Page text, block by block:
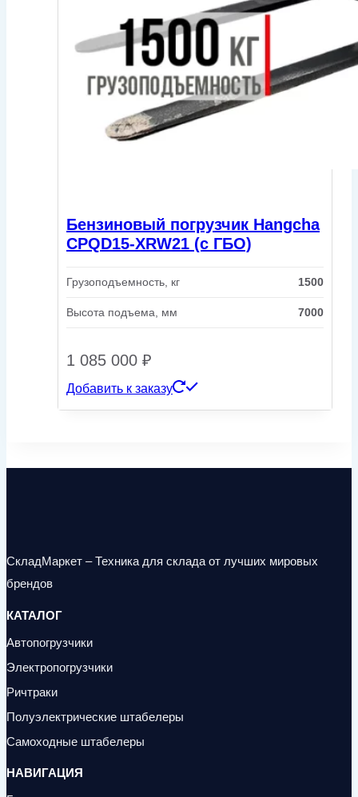
Бензиновый погрузчик Hangcha
CPQD15-XRW21 (с ГБО)
Грузоподъемность, кг 1500
Высота подъема, мм 7000
1 085 000 ₽
Добавить к заказу
СкладМаркет – Техника для склада от лучших мировых
брендов
КАТАЛОГ
Автопогрузчики
Электропогрузчики
Ричтраки
Полуэлектрические штабелеры
Самоходные штабелеры
НАВИГАЦИЯ